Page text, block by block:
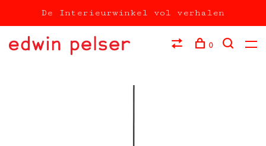
De Interieurwinkel vol verhalen
0